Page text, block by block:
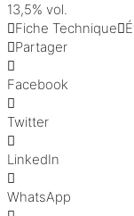
13,5% vol.
Fiche Technique
Partager
Facebook
Twitter
LinkedIn
WhatsApp